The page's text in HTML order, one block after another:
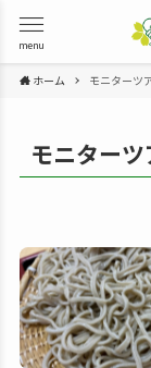
menu
ホーム モニターツ
モニターツ